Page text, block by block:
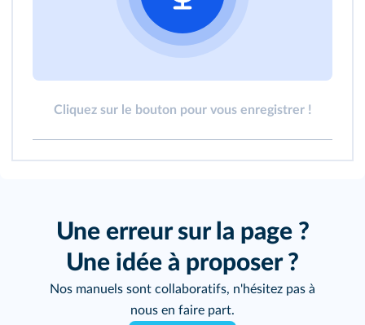
Cliquez sur le bouton pour vous enregistrer !
Une erreur sur la page ?
Une idée à proposer ?
Nos manuels sont collaboratifs, n'hésitez pas à
nous en faire part.